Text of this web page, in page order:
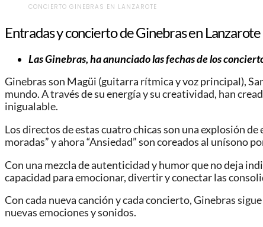
CONCIERTO GINEBRAS EN LANZAROTE
Entradas y concierto de Ginebras en Lanzarote
Las Ginebras, ha anunciado las fechas de los
Ginebras son Magüi (guitarra rítmica y voz principal),
mundo. A través de su energía y su creatividad, han
inigualable.
Los directos de estas cuatro chicas son una explosión
moradas” y ahora “Ansiedad” son coreados al unísono
Con una mezcla de autenticidad y humor que no deja
capacidad para emocionar, divertir y conectar las
Con cada nueva canción y cada concierto, Ginebras
nuevas emociones y sonidos.